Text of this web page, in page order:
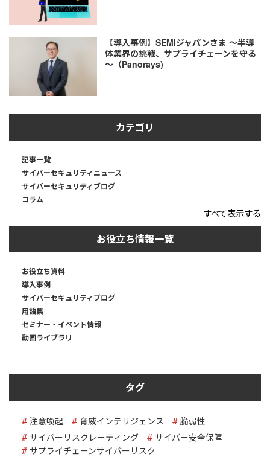
【導入事例】SEMIジャパンさま ～半導
体業界の挑戦、サプライチェーンを守る
～（Panorays)
カテゴリ
記事一覧
サイバーセキュリティニュース
サイバーセキュリティブログ
コラム
すべて表示する
お役立ち情報一覧
お役立ち資料
導入事例
サイバーセキュリティブログ
用語集
セミナー・イベント情報
動画ライブラリ
タグ
注意喚起 脅威インテリジェンス
脆弱性
サイバーリスクレーティング
サイバー安全保障
サプライチェーンサイバーリスク